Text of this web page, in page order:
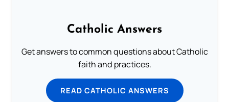
Catholic Answers
Get answers to common questions about Catholic
faith and practices.
READ CATHOLIC ANSWERS